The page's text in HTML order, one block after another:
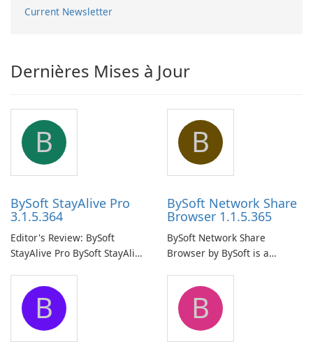
Current Newsletter
Dernières Mises à Jour
B
BySoft StayAlive Pro
3.1.5.364
Editor's Review: BySoft
StayAlive Pro BySoft StayAlive
application designed to
ensure the continuous and
uninterrupted operation of
your computer system.
B
BySoft Network Share
Browser 1.1.5.365
BySoft Network Share
Browser by BySoft is a
application that allows users
to easily browse and manage
shared folders on their
network.
B B